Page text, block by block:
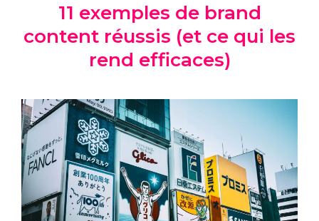
11 exemples de brand
content réussis (et ce qui les
rend efficaces)